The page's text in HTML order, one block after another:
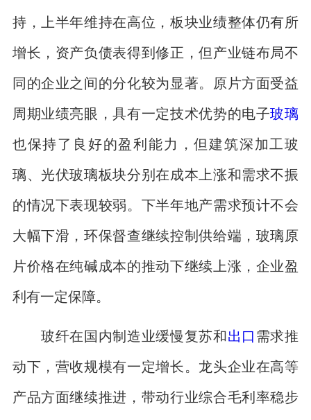
持，上半年维持在高位，板块业绩整体仍有所
增长，资产负债表得到修正，但产业链布局不
同的企业之间的分化较为显著。原片方面受益
周期业绩亮眼，具有一定技术优势的电子玻璃
也保持了良好的盈利能力，但建筑深加工玻
璃、光伏玻璃板块分别在成本上涨和需求不振
的情况下表现较弱。下半年地产需求预计不会
大幅下滑，环保督查继续控制供给端，玻璃原
片价格在纯碱成本的推动下继续上涨，企业盈
利有一定保障。
玻纤在国内制造业缓慢复苏和 出口 需求推
动下，营收规模有一定增长。龙头企业在高等
产品方面继续推进，带动行业综合毛利率稳步